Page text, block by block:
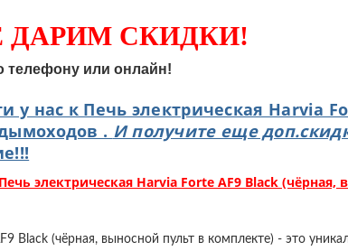
ДАРИМ СКИДКИ!
телефону или онлайн!
у нас к Печь электрическая Harvia
. И получите еще
электрическая Harvia Forte AF9 Black
Black (чёрная, выносной пульт в комплекте) - это